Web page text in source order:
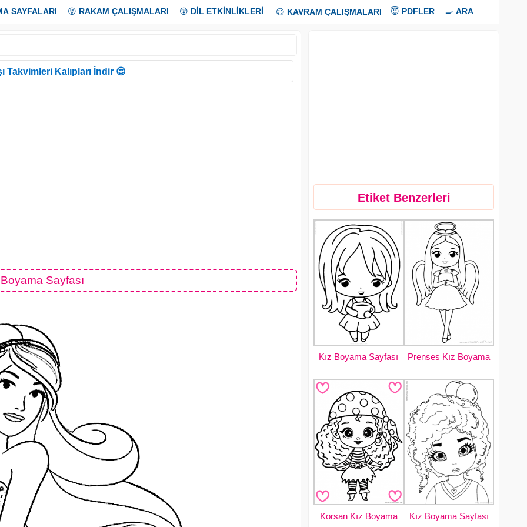
SAYFALARI 😜 RAKAM ÇALIŞMALARI 😲 DİL ETKİNLİKLERİ 😃 KAVRAM ÇALIŞMALARI 😇 PDFLER 🍳 ARA
Takvimleri Kalıpları İndir 😍
Boyama Sayfası
Etiket Benzerleri
Kız Boyama Sayfası Prenses Kız Boyama
Korsan Kız Boyama Kız Boyama Sayfası